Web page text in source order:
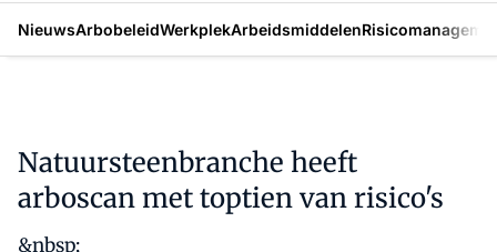
NieuwsArbobeleidWerkplekArbeidsmiddelen
Natuursteenbranche heeft
arboscan met toptien van risico's
&nbsp;